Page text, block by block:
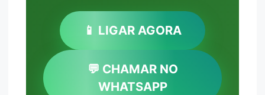
📱 LIGAR AGORA
💬 CHAMAR NO
WHATSAPP